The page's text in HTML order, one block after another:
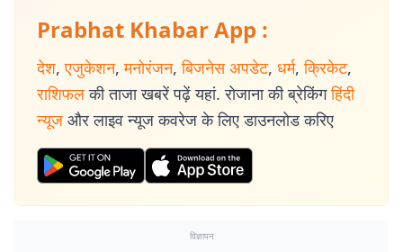
Prabhat Khabar App :
देश, एजुकेशन, मनोरंजन, बिजनेस अपडेट, धर्म, क्रिकेट,
राशिफल की ताजा खबरें पढ़ें यहां. रोजाना की ब्रेकिंग हिंदी
न्यूज और लाइव न्यूज कवरेज के लिए डाउनलोड करिए
विज्ञापन